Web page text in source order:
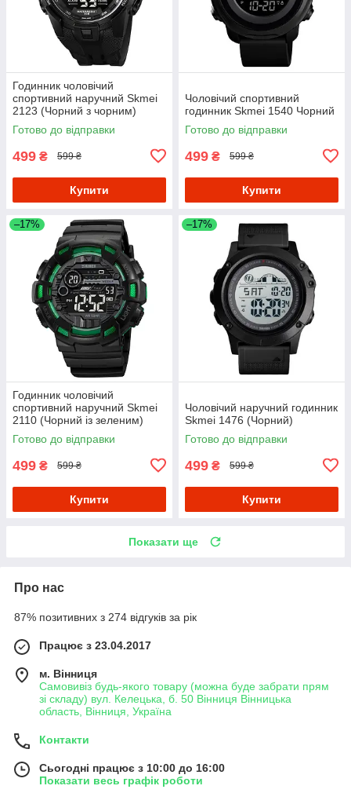
Годинник чоловічий
спортивний наручний Skmei
2123 (Чорний з чорним)
Готово до відправки
499 ₴ 599 ₴
Купити
Чоловічий спортивний
годинник Skmei 1540 Чорний
Готово до відправки
499 ₴ 599 ₴
Купити
–17%
Годинник чоловічий
спортивний наручний Skmei
2110 (Чорний із зеленим)
Готово до відправки
499 ₴ 599 ₴
Купити
–17%
Чоловічий наручний годинник
Skmei 1476 (Чорний)
Готово до відправки
499 ₴ 599 ₴
Купити
Показати ще
Про нас
87% позитивних з 274 відгуків за рік
Працює з 23.04.2017
м. Вінниця
Самовивіз будь-якого товару (можна буде забрати прям
зі складу) вул. Келецька, б. 50 Вінниця Вінницька
область, Вінниця, Україна
Контакти
Сьогодні працює з 10:00 до 16:00
Показати весь графік роботи